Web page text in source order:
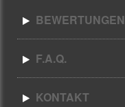
BEWERTUNGEN
F.A.Q.
KONTAKT